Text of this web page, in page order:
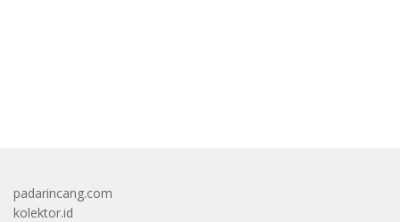
padarincang.com
kolektor.id